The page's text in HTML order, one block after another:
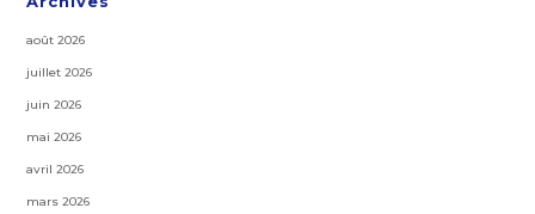
août 2026
juillet 2026
juin 2026
mai 2026
avril 2026
mars 2026